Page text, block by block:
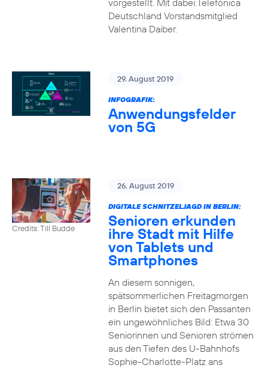
vorgestellt. Mit dabei:Telefónica
Deutschland Vorstandsmitglied
Valentina Daiber.
29. August 2019
INFOGRAFIK:
Anwendungsfelder
von 5G
Credits: Till Budde
26. August 2019
DIGITALE SCHNITZELJAGD IN BERLIN:
Senioren erkunden
ihre Stadt mit Hilfe
von Tablets und
Smartphones
An diesem sonnigen,
spätsommerlichen Freitagmorgen
in Berlin bietet sich den Passanten
ein ungewöhnliches Bild: Etwa 30
Seniorinnen und Senioren strömen
aus den Tiefen des U-Bahnhofs
Sophie-Charlotte-Platz ans